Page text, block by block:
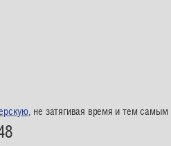
, не затягивая время и тем самым